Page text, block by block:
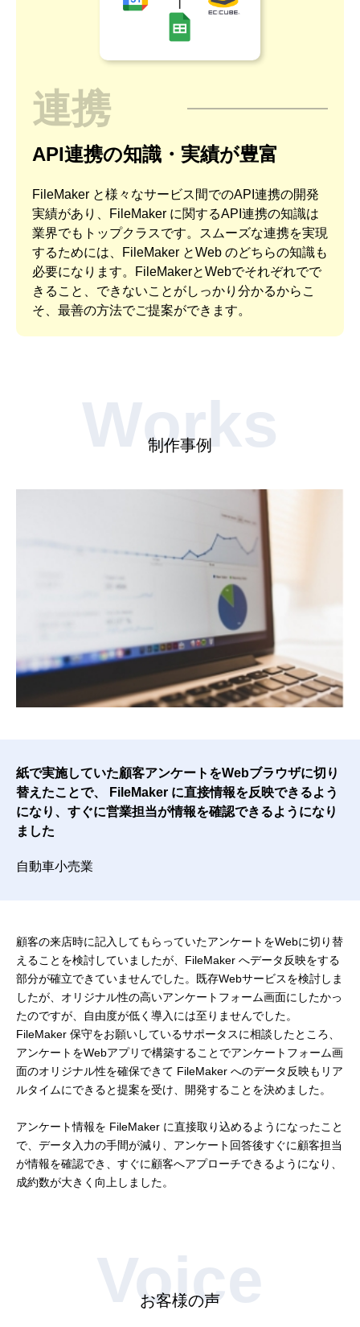
連携
API連携の知識・実績が豊富
FileMaker と様々なサービス間でのAPI連携の開発
実績があり、FileMaker に関するAPI連携の知識は
業界でもトップクラスです。スムーズな連携を実現
するためには、FileMaker とWeb のどちらの知識も
必要になります。FileMakerとWebでそれぞれでで
きること、できないことがしっかり分かるからこ
そ、最善の方法でご提案ができます。
制作事例
Works
紙で実施していた顧客アンケートをWebブラウザに切り
替えたことで、
FileMaker に直接情報を反映できるよう
になり、すぐに営業担当が情報を確認できるようになり
ました
自動車小売業
顧客の来店時に記入してもらっていたアンケートをWebに切り替
えることを検討していましたが、FileMaker へデータ反映をする
部分が確立できていませんでした。既存Webサービスを検討しま
したが、オリジナル性の高いアンケートフォーム画面にしたかっ
たのですが、自由度が低く導入には至りませんでした。
FileMaker 保守をお願いしているサポータスに相談したところ、
アンケートをWebアプリで構築することでアンケートフォーム画
面のオリジナル性を確保できて FileMaker へのデータ反映もリア
ルタイムにできると提案を受け、開発することを決めました。
アンケート情報を FileMaker に直接取り込めるようになったこと
で、データ入力の手間が減り、アンケート回答後すぐに顧客担当
が情報を確認でき、すぐに顧客へアプローチできるようになり、
成約数が大きく向上しました。
お客様の声
Voice